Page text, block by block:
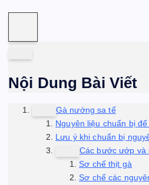
Nội Dung Bài Viết
Gà nướng sa tế
Nguyên liệu chuẩn bị
Lưu ý khi chuẩn bị
Các bước ướp và
Sơ chế thịt gà
Sơ chế các